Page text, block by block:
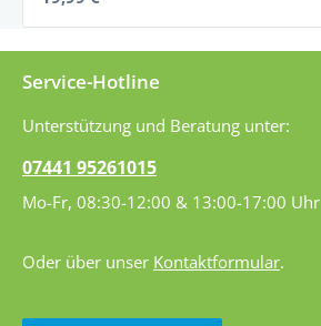
Service-Hotline
Unterstützung und Beratung unter:
07441 95261015
Mo-Fr, 08:30-12:00 & 13:00-17:00 Uhr
Oder über unser Kontaktformular.